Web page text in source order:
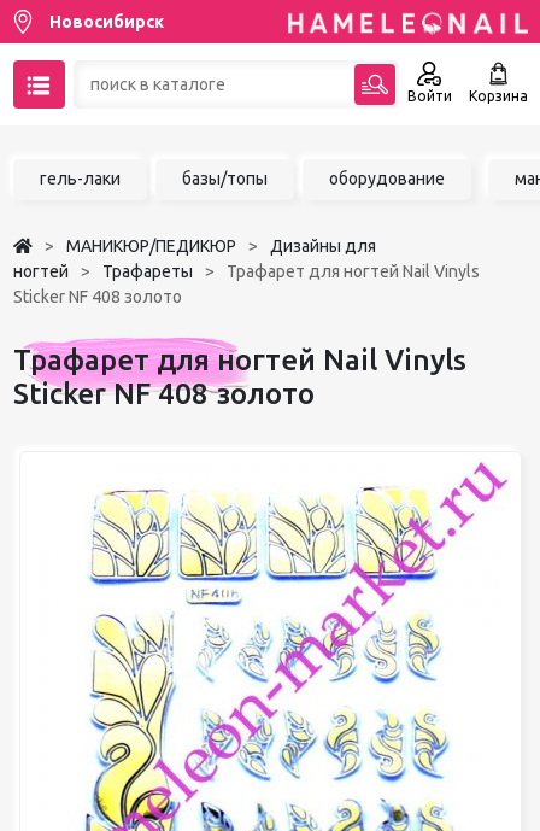
Новосибирск
Войти Корзина
Чат в MAX
Избранное
гель-лаки базы/топы оборудование
МАНИКЮР/ПЕДИКЮР
Дизайны для
ногтей
Трафареты
Трафарет для ногтей Nail Vinyls
Sticker NF 408 золото
Трафарет для ногтей Nail Vinyls
Sticker NF 408 золото